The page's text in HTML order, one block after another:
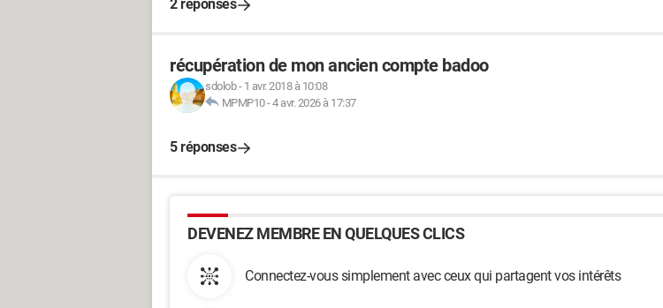
2 réponses
récupération de mon ancien compte badoo
sdolob- 1 avr. 2018 à 10:08
MPMP10-4 avr. 2026 à 17:37
5 réponses
DEVENEZ MEMBRE EN QUELQUES CLICS
Connectez-vous simplement avec ceux qui partagent vos intérêts